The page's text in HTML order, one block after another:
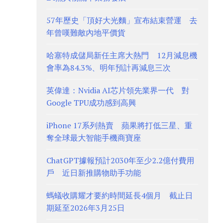
57年歷史「頂好大光麵」宣布結束營運 去
年曾嘆難敵內地平價貨
哈塞特成儲局新任主席大熱門 12月減息機
會率為84.3%、明年預計再減息三次
英偉達：Nvidia AI芯片領先業界一代 對
Google TPU成功感到高興
iPhone 17系列熱賣 蘋果將打低三星、重
奪全球最大智能手機商寶座
ChatGPT據報預計2030年至少2.2億付費用
戶 近日新推購物助手功能
螞蟻收購耀才要約時間延長4個月 截止日
期延至2026年3月25日